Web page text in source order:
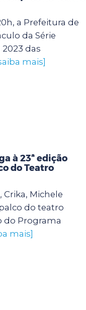
a Prefeitura de
da Série
das
mais]
à 23ª edição
do Teatro
Crika, Michele
do teatro
do Programa
mais]